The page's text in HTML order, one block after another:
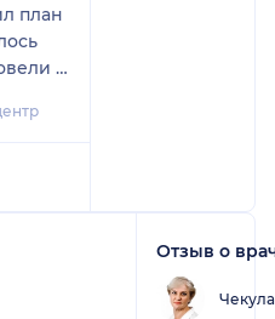
план
в
НаПоправку
Отзыв о